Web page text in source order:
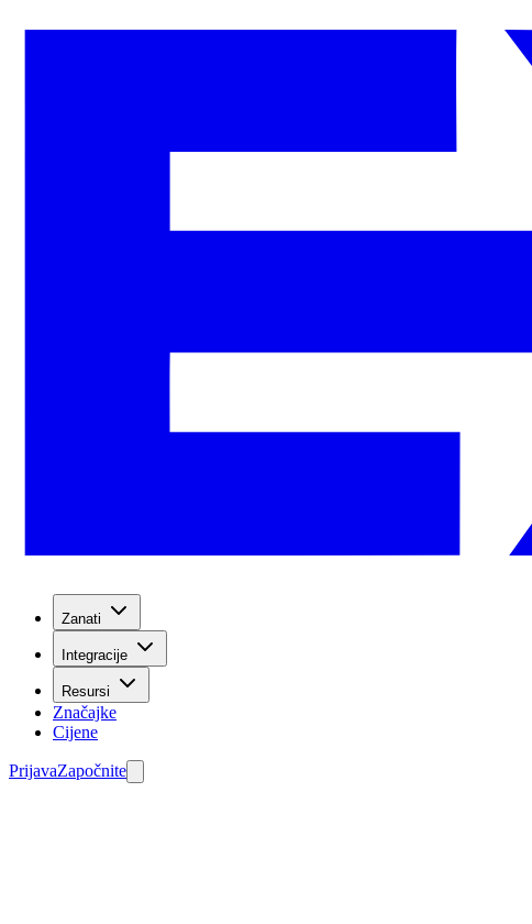
Zanati
Integracije
Resursi
Značajke
Cijene
PrijavaZapočnite